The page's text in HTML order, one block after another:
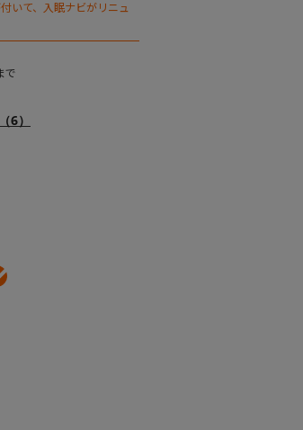
いて、入眠ナビがリニュ
で
6）